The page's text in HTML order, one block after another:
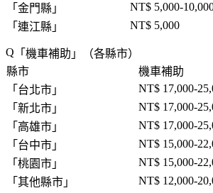
「 金門縣 」
NT$ 5,000-
「 連江縣 」 NT$ 5,000
「 機車補助 」（各縣市）
縣市
機車補助
「 台北市 」
NT$ 17,000-
「 新北市 」
NT$ 17,000-
「 高雄市 」
NT$ 17,000-
「 台中市 」
NT$ 15,000-
「 桃園市 」
NT$ 15,000-
「 其他縣市 」 NT$ 12,000-